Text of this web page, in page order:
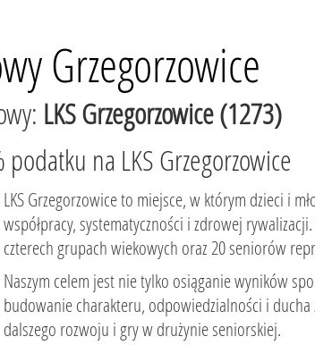
Grzegorzowice
LKS Grzegorzowice (1273)
na LKS Grzegorzowice
LKS Grzegorzowice to miejsce, w którym dzieci i
współpracy, systematyczności i zdrowej
czterech grupach wiekowych oraz 20 seniorów
Naszym celem jest nie tylko osiąganie wyników
budowanie charakteru, odpowiedzialności i ducha
dalszego rozwoju i gry w drużynie seniorskiej.